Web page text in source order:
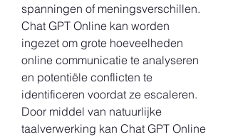
spanningen of meningsverschillen.
Chat GPT Online kan worden
ingezet om grote hoeveelheden
online communicatie te analyseren
en potentiële conflicten te
identificeren voordat ze escaleren.
Door middel van natuurlijke
taalverwerking kan Chat GPT Online